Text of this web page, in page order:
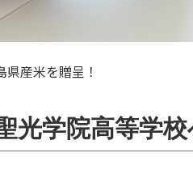
産米を贈呈！
光学院高等学